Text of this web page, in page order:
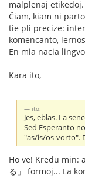
malplenaj etikedoj.
Ĉiam, kiam ni
tie pli precize:
komencanto,
En mia nacia
Kara ito,
ito:
Jes, eblas. La
Sed Esperanto
"as/is/os-vorto".
Ho ve! Kredu min:
る」 formoj... La